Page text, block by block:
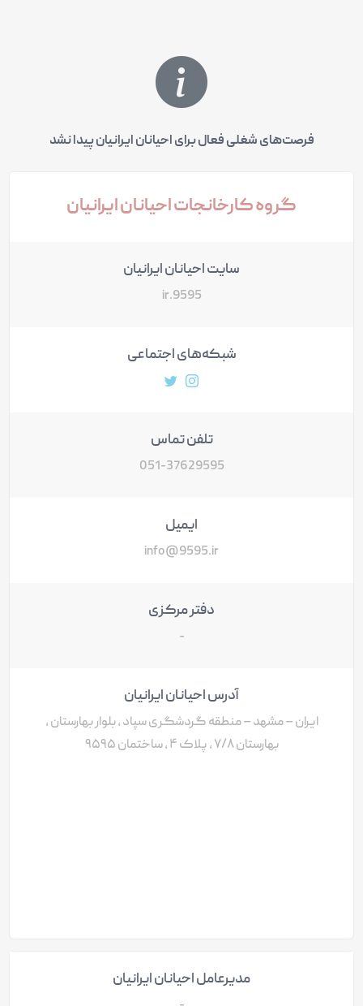
فرصت‌های شغلی فعال برای احیانان ایرانیان پیدا نشد
گروه کارخانجات احیانان ایرانیان
سایت احیانان ایرانیان
9595.ir
شبکه‌های اجتماعی
آدرس پروفایل اینستاگرام
آدرس پروفایل توییتر
تلفن تماس
051-37629595
ایمیل
info@9595.ir
دفتر مرکزی
-
آدرس احیانان ایرانیان
ایران – مشهد – منطقه گردشگری سپاد ، بلوار بهارستان ،
بهارستان ۷/۸ ، پلاک ۴ ، ساختمان ۹۵۹۵
مدیرعامل احیانان ایرانیان